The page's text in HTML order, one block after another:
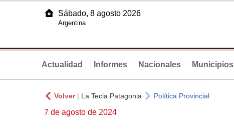
Sábado, 8 agosto 2026
Argentina
Actualidad Informes Nacionales Municipios
Volver| La Tecla Patagonia Política Provincial
7 de agosto de 2024